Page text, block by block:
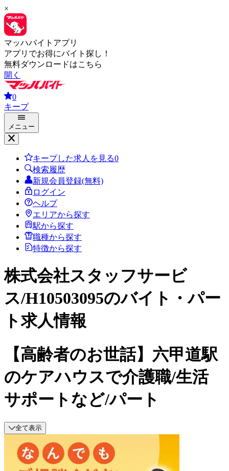
×
マッハバイトアプリ
アプリでお得にバイト探し！
無料ダウンロードはこちら
開く
0
キープ
メニュー
キープした求人を見る0
検索履歴
新規会員登録(無料)
ログイン
ヘルプ
エリアから探す
駅から探す
職種から探す
特徴から探す
株式会社スタッフサービ
ス/H10503095のバイト・パー
ト求人情報
【高齢者のお世話】六甲道駅
のケアハウスで介護職/生活
サポートなど/パート
全て表示